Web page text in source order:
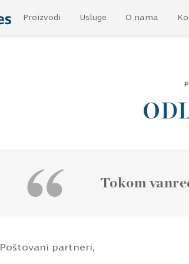
Proizvodi Usluge O nama
Tokom
Poštovani partneri,